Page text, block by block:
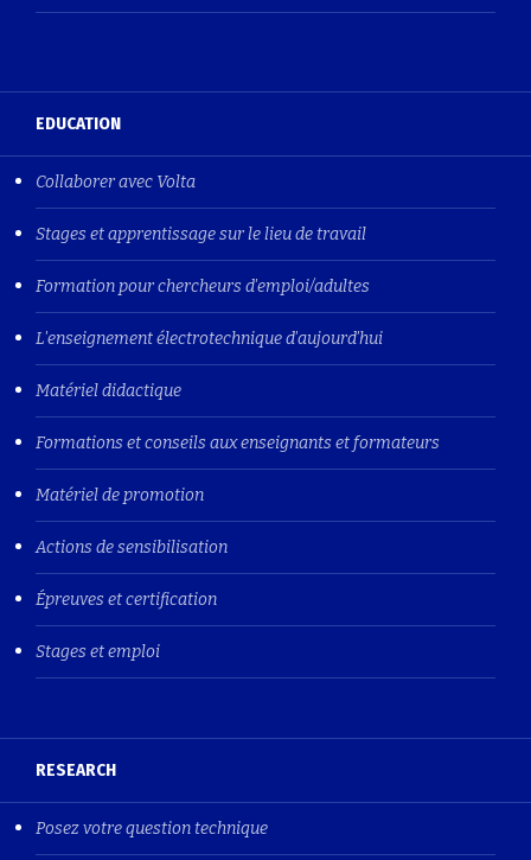
EDUCATION
Collaborer avec Volta
Stages et apprentissage sur le lieu de travail
Formation pour chercheurs d'emploi/adultes
L'enseignement électrotechnique d'aujourd'hui
Matériel didactique
Formations et conseils aux enseignants et formateurs
Matériel de promotion
Actions de sensibilisation
Épreuves et certification
Stages et emploi
RESEARCH
Posez votre question technique